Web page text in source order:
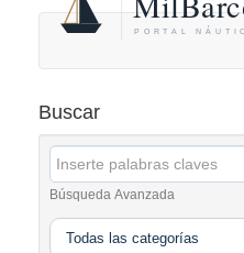
Buscar
Búsqueda Avanzada